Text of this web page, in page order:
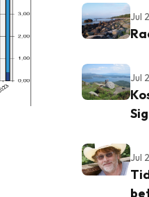
Jul
Jul
Jul